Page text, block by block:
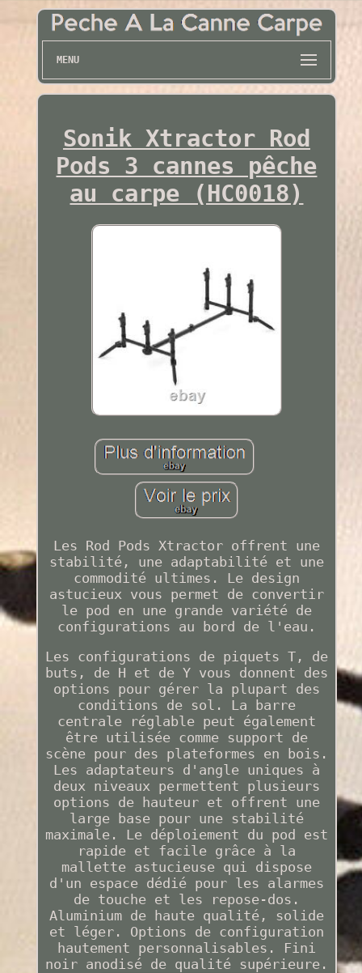
MENU
Sonik Xtractor Rod
Pods 3 cannes pêche
au carpe (HC0018)
Les Rod Pods Xtractor offrent une
stabilité, une adaptabilité et une
commodité ultimes. Le design
astucieux vous permet de convertir
le pod en une grande variété de
configurations au bord de l'eau.
Les configurations de piquets T, de
buts, de H et de Y vous donnent des
options pour gérer la plupart des
conditions de sol. La barre
centrale réglable peut également
être utilisée comme support de
scène pour des plateformes en bois.
Les adaptateurs d'angle uniques à
deux niveaux permettent plusieurs
options de hauteur et offrent une
large base pour une stabilité
maximale. Le déploiement du pod est
rapide et facile grâce à la
mallette astucieuse qui dispose
d'un espace dédié pour les alarmes
de touche et les repose-dos.
Aluminium de haute qualité, solide
et léger. Options de configuration
hautement personnalisables. Fini
noir anodisé de qualité supérieure.